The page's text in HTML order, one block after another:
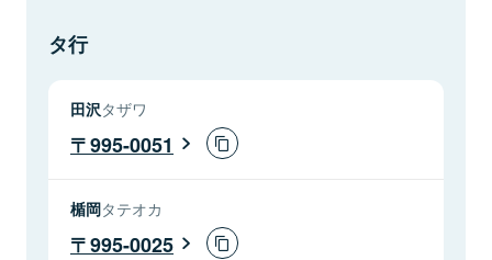
タ行
田沢タザワ
995-0051
楯岡タテオカ
995-0025